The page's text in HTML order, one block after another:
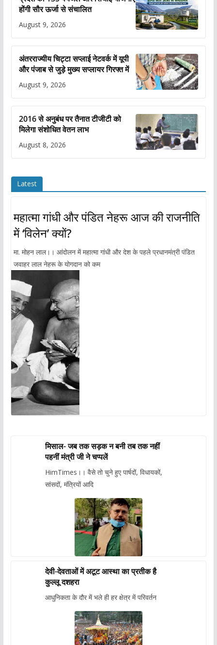
होंगी सौर ऊर्जा से संचालित
August 9, 2026
अंतरराज्यीय चिट्टा सप्लाई नेटवर्क में यूपी
और पंजाब से जुड़े मुख्य सप्लायर गिरफ्त में
August 9, 2026
2016 से अनुबंध पर तैनात टीजीटी को
मिलेगा संशोधित वेतन लाभ
August 8, 2026
Latest
महात्मा गांधी और पंडित नेहरू आज की राजनीति
में ‘विलेन’ क्यों?
मा. मोहन लाल।। आंदोलन में महात्मा गांधी और देश के पहले प्रधानमंत्री पंडित
जवाहर लाल नेहरू के योगदान को कम
मिसाल- जब तक सड़क न बनी तब तक नहीं
पहनीं मंत्री जी ने चप्पलें
HimTimes।। वैसे तो चुने हुए पार्षदों, विधायकों,
सांसदों, मंत्रियों आदि
देवी-देवताओं में अटूट आस्था का प्रतीक है
कुल्लू दशहरा
आधुनिकता के दौर में भले ही हर क्षेत्र में परिवर्तन